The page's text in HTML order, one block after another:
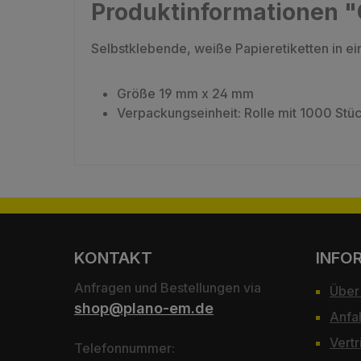
Produktinformationen
Selbstklebende, weiße Papieretiketten in
Größe 19 mm x 24 mm
Verpackungseinheit: Rolle mit 1000
KONTAKT
Anfragen und Bestellungen via
shop@plano-em.de
Telefonnummer: